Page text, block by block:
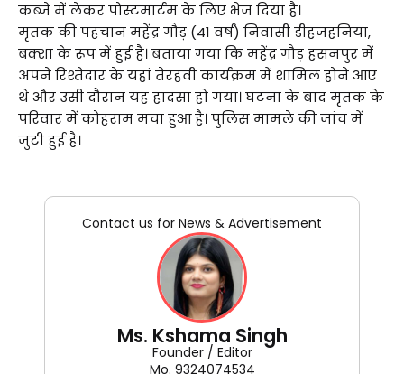
कब्जे में लेकर पोस्टमार्टम के लिए भेज दिया है।
मृतक की पहचान महेंद्र गौड़ (41 वर्ष) निवासी डीहजहनिया,
बक्शा के रूप में हुई है। बताया गया कि महेंद्र गौड़ हसनपुर में
अपने रिश्तेदार के यहां तेरहवी कार्यक्रम में शामिल होने आए
थे और उसी दौरान यह हादसा हो गया। घटना के बाद मृतक के
परिवार में कोहराम मचा हुआ है। पुलिस मामले की जांच में
जुटी हुई है।
Contact us for News & Advertisement
Ms. Kshama Singh
Founder / Editor
Mo. 9324074534